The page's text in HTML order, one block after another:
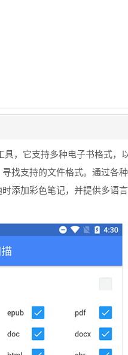
具，它支持多种电子书格式，
找支持的文件格式。通过各
添加彩色笔记，并提供多语